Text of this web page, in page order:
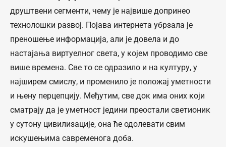
друштвени сегменти, чему је највише допринео
технолошки развој. Појава интернета убрзала је
преношење информација, али је довела и до
настајања виртуелног света, у којем проводимо све
више времена. Све то се одразило и на културу, у
најширем смислу, и променило је положај уметности
и њену перцепцију. Међутим, све док има оних који
сматрају да је уметност једини преостали светионик
у сутону цивилизације, она ће одолевати свим
искушењима савременога доба.